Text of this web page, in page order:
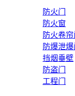
防火门
防火窗
防火卷帘
防爆泄
挡烟垂壁
防盗门
工程门